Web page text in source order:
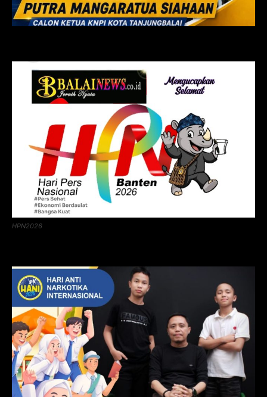
HPN2026